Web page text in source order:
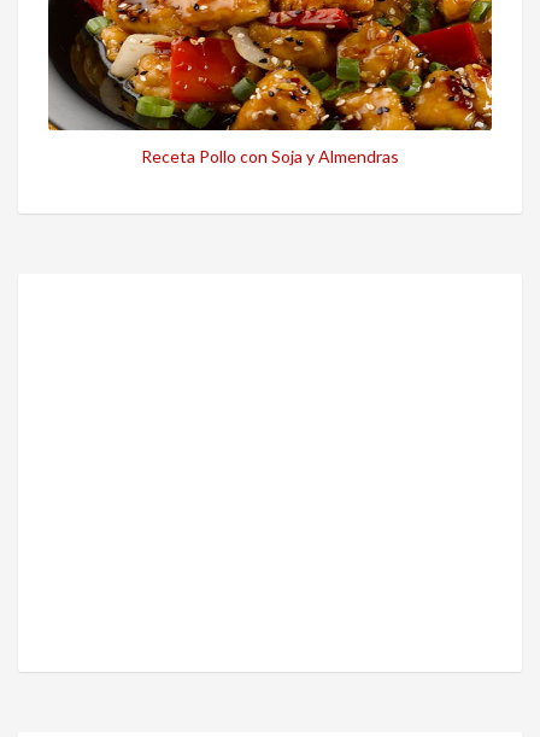
Receta Pollo con Soja y Almendras